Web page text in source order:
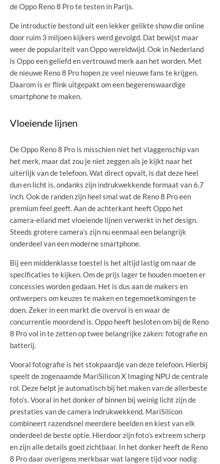
de Oppo Reno 8 Pro te testen in Parijs.
De introductie bestond uit een lekker gelikte show die online
door ruim 3 miljoen kijkers werd gevolgd. Dat bewijst maar
weer de populariteit van Oppo wereldwijd. Ook in Nederland
is Oppo een geliefd en vertrouwd merk aan het worden. Met
de nieuwe Reno 8 Pro hopen ze veel nieuwe fans te krijgen.
Daarom is er flink uitgepakt om een begerenswaardige
smartphone te maken.
Vloeiende lijnen
De Oppo Reno 8 Pro is misschien niet het vlaggenschip van
het merk, maar dat zou je niet zeggen als je kijkt naar het
uiterlijk van de telefoon. Wat direct opvalt, is dat deze heel
dun en licht is, ondanks zijn indrukwekkende formaat van 6.7
inch. Ook de randen zijn heel smal wat de Reno 8 Pro een
premium feel geeft. Aan de achterkant heeft Oppo het
camera-eiland met vloeiende lijnen verwerkt in het design.
Steeds grotere camera’s zijn nu eenmaal een belangrijk
onderdeel van een moderne smartphone.
Bij een middenklasse toestel is het altijd lastig om naar de
specificaties te kijken. Om de prijs lager te houden moeten er
concessies worden gedaan. Het is dus aan de makers en
ontwerpers om keuzes te maken en tegemoetkomingen te
doen. Zeker in een markt die overvol is en waar de
concurrentie moordend is. Oppo heeft besloten om bij de Reno
8 Pro vol in te zetten op twee belangrijke zaken: fotografie en
batterij.
Vooral fotografie is het stokpaardje van deze telefoon. Hierbij
speelt de zogenaamde MariSilicon X Imaging NPU de centrale
rol. Deze helpt je automatisch bij het maken van de allerbeste
foto’s. Vooral in het donker of binnen bij weinig licht zijn de
prestaties van de camera indrukwekkend. MariSilicon
combineert razendsnel meerdere beelden en kiest van elk
onderdeel de beste optie. Hierdoor zijn foto’s extreem scherp
en zijn alle details goed zichtbaar. In het donker heeft de Reno
8 Pro daar overigens merkbaar wat langere tijd voor nodig